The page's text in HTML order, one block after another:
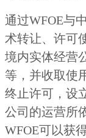
通过WFOE与
术转让、许可
境内实体经营
等，并收取使
终止许可，设
公司的运营所
WFOE可以获